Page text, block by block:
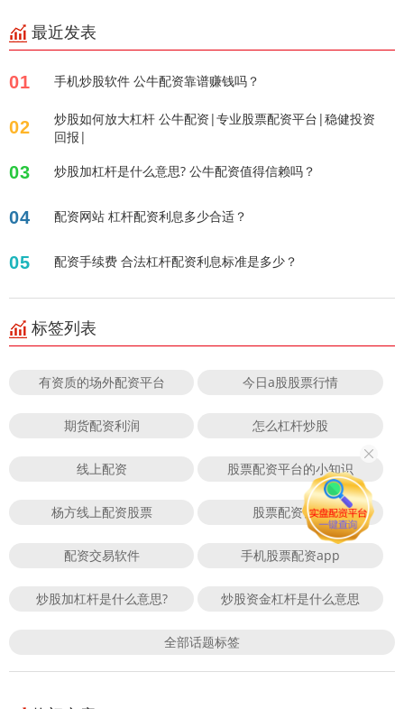
最近发表
01 手机炒股软件 公牛配资靠谱赚钱吗？
02
炒股如何放大杠杆 公牛配资|专业股票配资平台|稳健投资
回报|
03 炒股加杠杆是什么意思? 公牛配资值得信赖吗？
04 配资网站 杠杆配资利息多少合适？
05 配资手续费 合法杠杆配资利息标准是多少？
标签列表
有资质的场外配资平台 今日a股股票行情
期货配资利润 怎么杠杆炒股
线上配资 股票配资平台的小知识
杨方线上配资股票 股票配资公司
配资交易软件 手机股票配资app
炒股加杠杆是什么意思? 炒股资金杠杆是什么意思
全部话题标签